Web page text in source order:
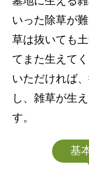
いった除草が
草は抜いても
てまた生えて
いただければ
し、雑草が生
す。
基